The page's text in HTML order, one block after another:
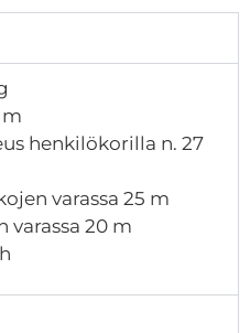
henkilökorilla n. 27
varassa 25 m
varassa 20 m